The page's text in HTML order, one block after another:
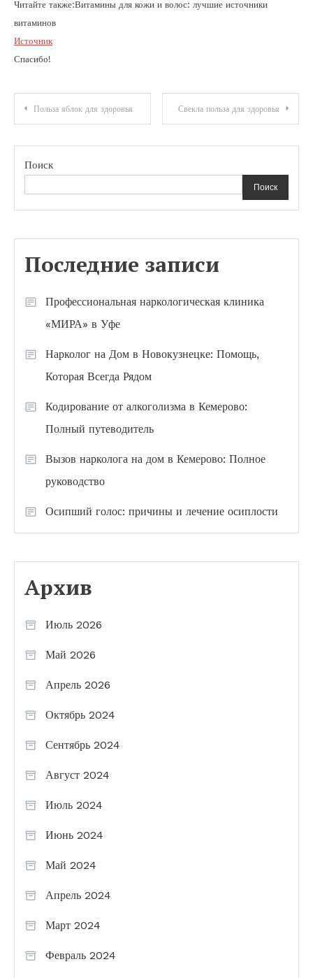
Читайте также:Витамины для кожи и волос: лучшие источники
витаминов
Источник
Спасибо!
Навигация
по
записям
Польза яблок для здоровья Свекла польза для здоровья
Поиск
Поиск
Последние записи
Профессиональная наркологическая клиника
«МИРА» в Уфе
Нарколог на Дом в Новокузнецке: Помощь,
Которая Всегда Рядом
Кодирование от алкоголизма в Кемерово:
Полный путеводитель
Вызов нарколога на дом в Кемерово: Полное
руководство
Осипший голос: причины и лечение осиплости
Архив
Июль 2026
Май 2026
Апрель 2026
Октябрь 2024
Сентябрь 2024
Август 2024
Июль 2024
Июнь 2024
Май 2024
Апрель 2024
Март 2024
Февраль 2024